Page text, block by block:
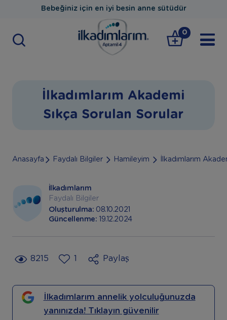
Bebeğiniz için en iyi besin anne sütüdür
0
İlkadımlarım Akademi
Sıkça Sorulan Sorular
Anasayfa Faydalı Bilgiler Hamileyim İlkadımlarım
İlkadımlarım
Faydalı Bilgiler
Oluşturulma: 08.10.2021
Güncellenme:
19.12.2024
8215 1 Paylaş
İlkadımlarım annelik yolculuğunuzda
yanınızda! Tıklayın güvenilir